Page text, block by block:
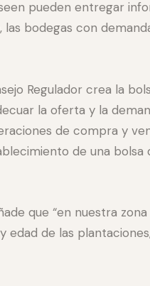
pueden entregar
bodegas con
Regulador crea la
la oferta y la
de compra y
de una bolsa
que “en nuestra
de las